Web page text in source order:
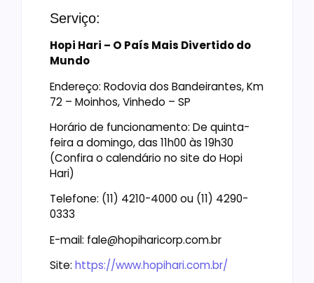
Serviço:
Hopi Hari – O País Mais Divertido do
Mundo
Endereço: Rodovia dos Bandeirantes, Km
72 – Moinhos, Vinhedo – SP
Horário de funcionamento: De quinta-
feira a domingo, das 11h00 às 19h30
(Confira o calendário no site do Hopi
Hari)
Telefone: (11) 4210-4000 ou (11) 4290-
0333
E-mail: fale@hopiharicorp.com.br
Site: https://www.hopihari.com.br/